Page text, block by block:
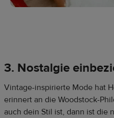
3. Nostalgie
Vintage-inspirierte Mode hat
erinnert an die Woodstock-
auch dein Stil ist, dann ist die